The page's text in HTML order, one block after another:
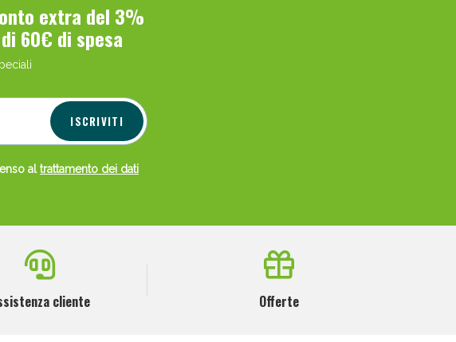
extra del 3%
60€ di spesa
ISCRIVITI
al trattamento dei dati
cliente Offerte